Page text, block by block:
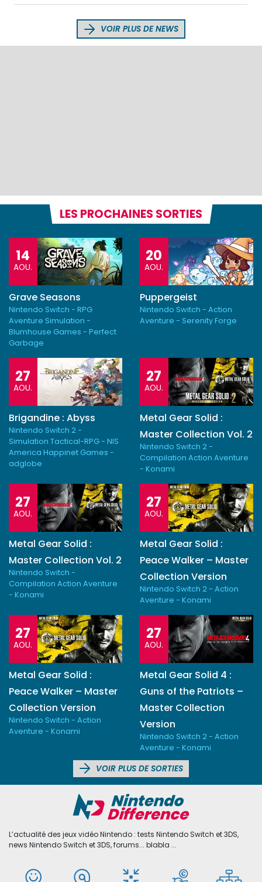
VOIR PLUS DE NEWS
LES PROCHAINES SORTIES
14
AOU.
Grave Seasons
Nintendo Switch - RPG
Aventure Simulation -
Blumhouse Games - Perfect
Garbage
20
AOU.
Puppergeist
Nintendo Switch - Action
Aventure - Serenity Forge
27
AOU.
Brigandine : Abyss
Nintendo Switch 2 -
Simulation Tactical-RPG - NIS
America Happinet Games -
adglobe
27
AOU.
Metal Gear Solid :
Master Collection Vol. 2
Nintendo Switch 2 -
Compilation Action Aventure
- Konami
27
AOU.
Metal Gear Solid :
Master Collection Vol. 2
Nintendo Switch -
Compilation Action Aventure
- Konami
27
AOU.
Metal Gear Solid :
Peace Walker – Master
Collection Version
Nintendo Switch 2 - Action
Aventure - Konami
27
AOU.
Metal Gear Solid :
Peace Walker – Master
Collection Version
Nintendo Switch - Action
Aventure - Konami
27
AOU.
Metal Gear Solid 4 :
Guns of the Patriots –
Master Collection
Version
Nintendo Switch 2 - Action
Aventure - Konami
VOIR PLUS DE SORTIES
L’actualité des jeux vidéo Nintendo : tests Nintendo Switch et 3DS,
news Nintendo Switch et 3DS, forums... blabla ...